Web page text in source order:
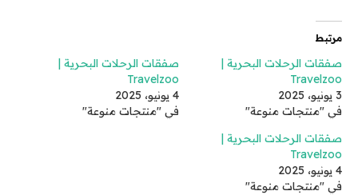
مرتبط
صفقات الرحلات البحرية |
Travelzoo
3 يونيو، 2025
في "منتجات منوعة"
صفقات الرحلات البحرية |
Travelzoo
4 يونيو، 2025
في "منتجات منوعة"
صفقات الرحلات البحرية |
Travelzoo
4 يونيو، 2025
في "منتجات منوعة"